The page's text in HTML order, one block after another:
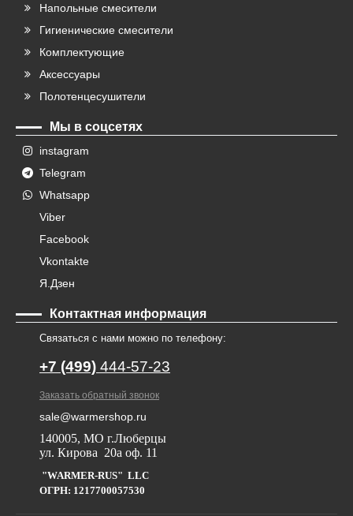
Напольные смесители
Гигиенические смесители
Комплектующие
Аксессуары
Полотенцесушители
Мы в соцсетях
instagram
Telegram
Whatsapp
Viber
Facebook
Vkontakte
Я.Дзен
Контактная информация
Связаться с нами можно по телефону:
+7 (499) 444-57-23
Заказать обратный звонок
sale@warmershop.ru
140005, МО г.Люберцы
ул. Кирова 20а оф. 11
"WARMER-RUS" LLC
ОГРН: 1217700057530